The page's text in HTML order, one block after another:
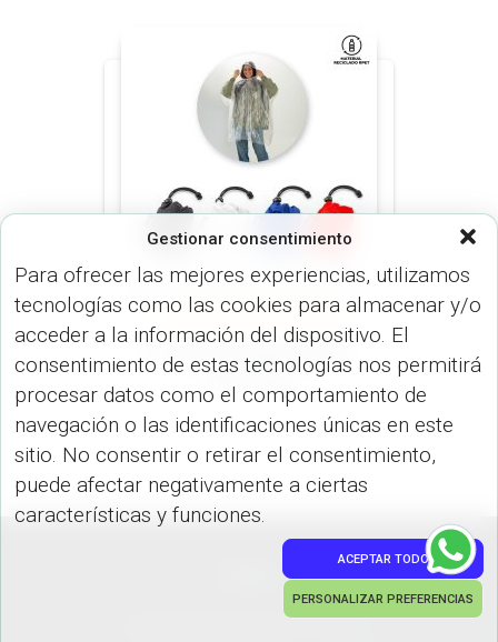
Gestionar consentimiento
Para ofrecer las mejores experiencias, utilizamos
tecnologías como las cookies para almacenar y/o
acceder a la información del dispositivo. El
consentimiento de estas tecnologías nos permitirá
procesar datos como el comportamiento de
navegación o las identificaciones únicas en este
sitio. No consentir o retirar el consentimiento,
puede afectar negativamente a ciertas
características y funciones.
ACEPTAR TODO
PERSONALIZAR PREFERENCIAS
CHAQUETAS (CONFECCIÓN)
Poncho en Bolsa RPET